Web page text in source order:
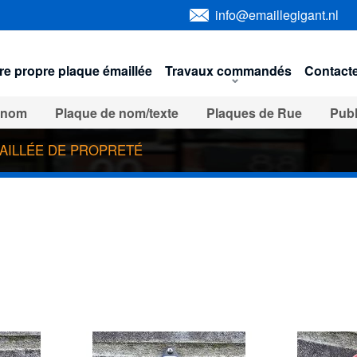
info@emaillegigant.nl
propre plaque émaillée Travaux commandés
Plaque de nom/texte Plaques de Rue
de sécurité Signes Automobile USA import
Panneaux d'interdiction Enseignes de toilettes en
DE PROPRETÉ